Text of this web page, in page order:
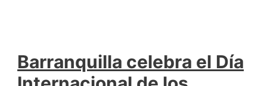
Barranquilla celebra el Día